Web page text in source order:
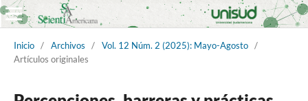
Inicio / Archivos / Vol. 12 Núm. 2 (2025): Mayo-Agosto /
Artículos originales